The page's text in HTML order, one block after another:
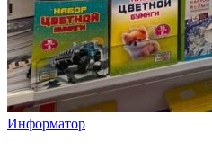
Информатор